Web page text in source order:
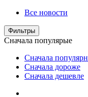
Все новости
Фильтры
Сначала популярые
Сначала
Сначала дороже
Сначала дешевле